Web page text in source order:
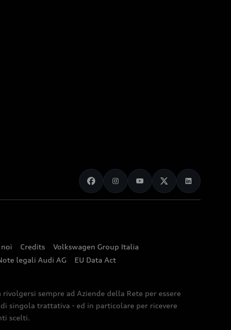
Credits
Volkswagen Group Italia
legali Audi AG EU Data Act
sempre ad Aziende della Rete per essere
singola trattativa - ed in particolare per ricevere
scelti.